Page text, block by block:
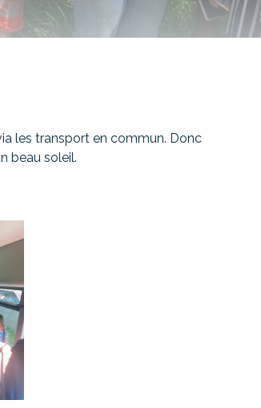
les transport en commun. Donc
beau soleil.